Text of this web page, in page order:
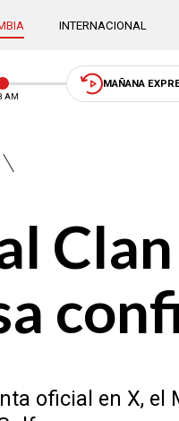
INTERNACIONAL
AM
MAÑANA
oficial en X,